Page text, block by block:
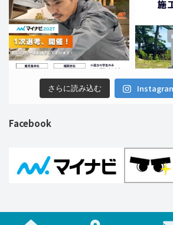
さらに読み込む
Facebook
Copyright © 株式会社ブンカ巧芸社 All